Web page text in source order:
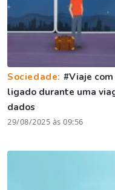
Sociedade: #Viaje
ligado durante uma
dados
29/08/2025 às 09:56